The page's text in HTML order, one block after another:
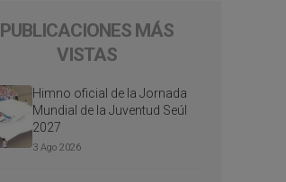
PUBLICACIONES MÁS
VISTAS
Himno oficial de la Jornada
Mundial de la Juventud Seúl
2027
3 Ago 2026